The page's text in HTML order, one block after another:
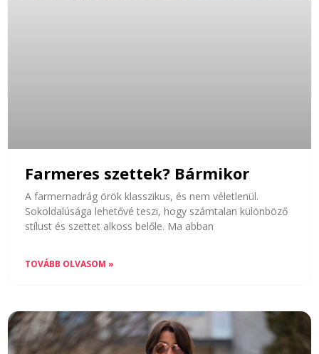
Farmeres szettek? Bármikor
A farmernadrág örök klasszikus, és nem véletlenül.
Sokoldalúsága lehetővé teszi, hogy számtalan különböző
stílust és szettet alkoss belőle. Ma abban
TOVÁBB OLVASOM »